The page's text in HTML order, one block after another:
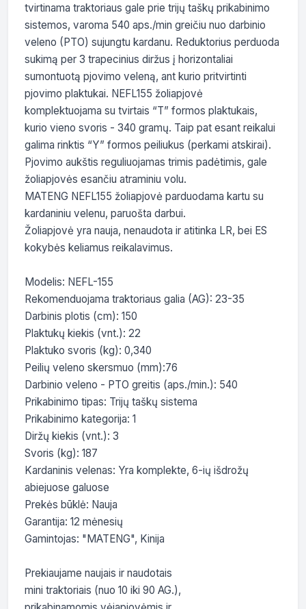
tvirtinama traktoriaus gale prie trijų taškų prikabinimo
sistemos, varoma 540 aps./min greičiu nuo darbinio
veleno (PTO) sujungtu kardanu. Reduktorius perduoda
sukimą per 3 trapecinius diržus į horizontaliai
sumontuotą pjovimo veleną, ant kurio pritvirtinti
pjovimo plaktukai. NEFL155 žoliapjovė
komplektuojama su tvirtais “T” formos plaktukais,
kurio vieno svoris - 340 gramų. Taip pat esant reikalui
galima rinktis “Y” formos peiliukus (perkami atskirai).
Pjovimo aukštis reguliuojamas trimis padėtimis, gale
žoliapjovės esančiu atraminiu volu.
MATENG NEFL155 žoliapjovė parduodama kartu su
kardaniniu velenu, paruošta darbui.
Žoliapjovė yra nauja, nenaudota ir atitinka LR, bei ES
kokybės keliamus reikalavimus.
Modelis: NEFL-155
Rekomenduojama traktoriaus galia (AG): 23-35
Darbinis plotis (cm): 150
Plaktukų kiekis (vnt.): 22
Plaktuko svoris (kg): 0,340
Peilių veleno skersmuo (mm):76
Darbinio veleno - PTO greitis (aps./min.): 540
Prikabinimo tipas: Trijų taškų sistema
Prikabinimo kategorija: 1
Diržų kiekis (vnt.): 3
Svoris (kg): 187
Kardaninis velenas: Yra komplekte, 6-ių išdrožų
abiejuose galuose
Prekės būklė: Nauja
Garantija: 12 mėnesių
Gamintojas: "MATENG", Kinija
Prekiaujame naujais ir naudotais
mini traktoriais (nuo 10 iki 90 AG.),